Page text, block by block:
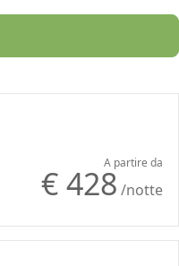
A partire da
€ 428 /notte